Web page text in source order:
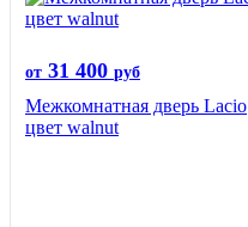
от 31 400 руб
Межкомнатная дверь Lacio
цвет walnut